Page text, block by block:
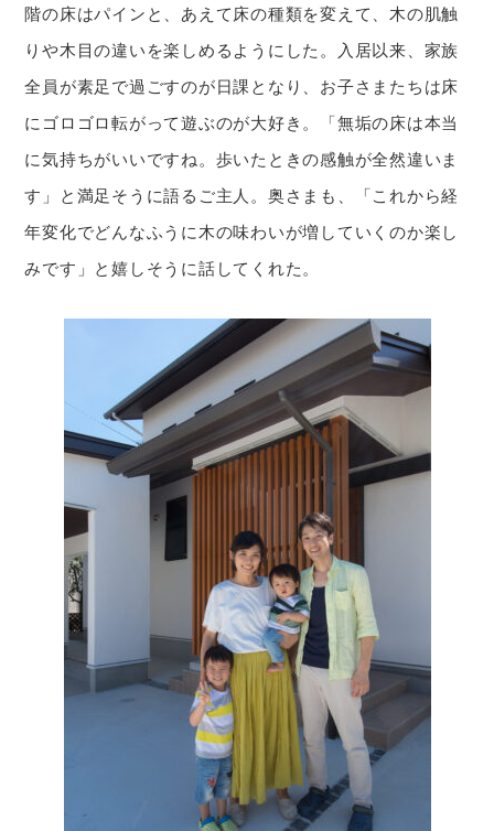
階の床はパインと、あえて床の種類を変えて、木の肌触
りや木目の違いを楽しめるようにした。入居以来、家族
全員が素足で過ごすのが日課となり、お子さまたちは床
にゴロゴロ転がって遊ぶのが大好き。「無垢の床は本当
に気持ちがいいですね。歩いたときの感触が全然違いま
す」と満足そうに語るご主人。奥さまも、「これから経
年変化でどんなふうに木の味わいが増していくのか楽し
みです」と嬉しそうに話してくれた。